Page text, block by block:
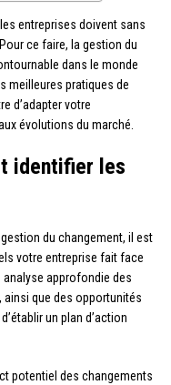
entreprises doivent sans
ce faire, la gestion du
dans le monde
meilleures pratiques de
d’adapter votre
évolutions du marché.
identifier les
du changement, il est
votre entreprise fait face
approfondie des
que des opportunités
un plan d’action
potentiel des changements